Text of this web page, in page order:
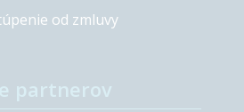
od zmluvy